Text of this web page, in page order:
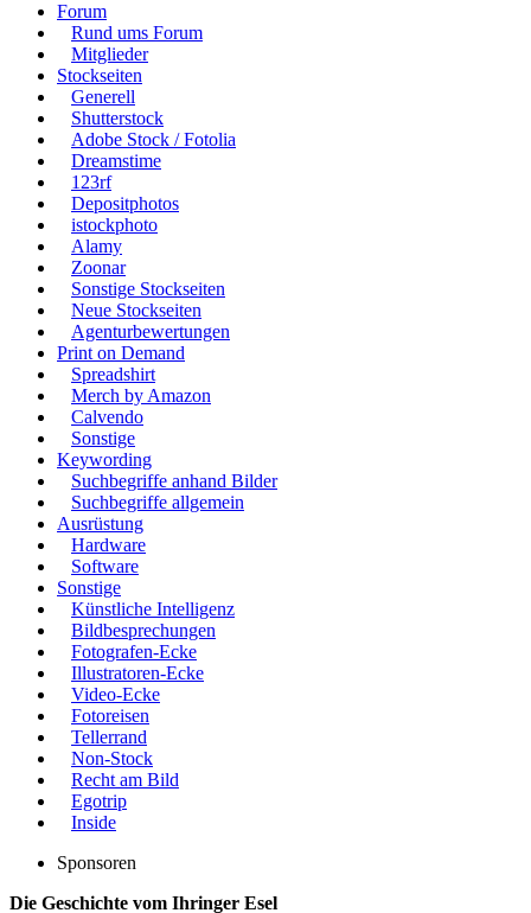
Forum
Rund ums Forum
Mitglieder
Stockseiten
Generell
Shutterstock
Adobe Stock / Fotolia
Dreamstime
123rf
Depositphotos
istockphoto
Alamy
Zoonar
Sonstige Stockseiten
Neue Stockseiten
Agenturbewertungen
Print on Demand
Spreadshirt
Merch by Amazon
Calvendo
Sonstige
Keywording
Suchbegriffe anhand Bilder
Suchbegriffe allgemein
Ausrüstung
Hardware
Software
Sonstige
Künstliche Intelligenz
Bildbesprechungen
Fotografen-Ecke
Illustratoren-Ecke
Video-Ecke
Fotoreisen
Tellerrand
Non-Stock
Recht am Bild
Egotrip
Inside
Sponsoren
Die Geschichte vom Ihringer Esel